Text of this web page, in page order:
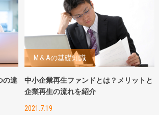
の違
M＆Aの基礎知識
中小企業再生ファンドとは？メリットと
企業再生の流れを紹介
2021.7.19